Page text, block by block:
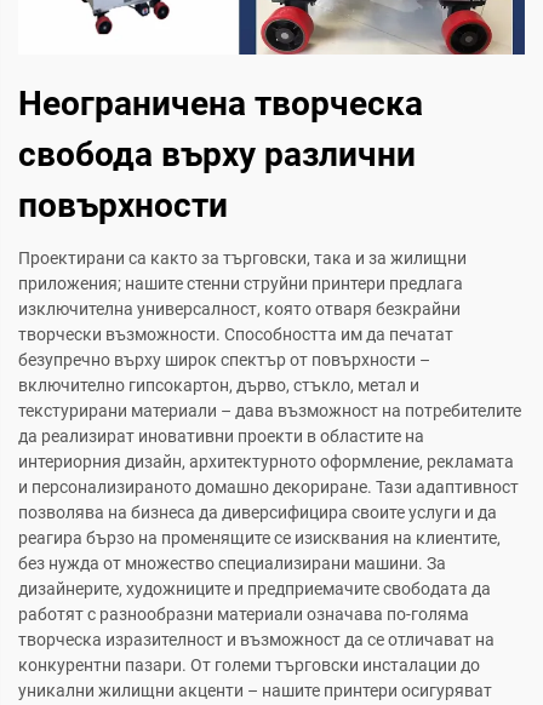
Неограничена творческа
свобода върху различни
повърхности
Проектирани са както за търговски, така и за жилищни
приложения; нашите стенни струйни принтери предлага
изключителна универсалност, която отваря безкрайни
творчески възможности. Способността им да печатат
безупречно върху широк спектър от повърхности –
включително гипсокартон, дърво, стъкло, метал и
текстурирани материали – дава възможност на потребителите
да реализират иновативни проекти в областите на
интериорния дизайн, архитектурното оформление, рекламата
и персонализираното домашно декориране. Тази адаптивност
позволява на бизнеса да диверсифицира своите услуги и да
реагира бързо на променящите се изисквания на клиентите,
без нужда от множество специализирани машини. За
дизайнерите, художниците и предприемачите свободата да
работят с разнообразни материали означава по-голяма
творческа изразителност и възможност да се отличават на
конкурентни пазари. От големи търговски инсталации до
уникални жилищни акценти – нашите принтери осигуряват